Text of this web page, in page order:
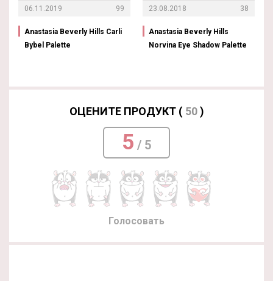
06.11.2019 99
Anastasia Beverly Hills Carli
Bybel Palette
23.08.2018 38
Anastasia Beverly Hills
Norvina Eye Shadow Palette
ОЦЕНИТЕ ПРОДУКТ ( 50)
5 / 5
Голосовать